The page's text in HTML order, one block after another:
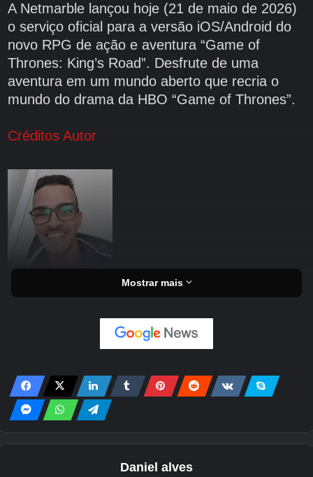
A Netmarble lançou hoje (21 de maio de 2026)
o serviço oficial para a versão iOS/Android do
novo RPG de ação e aventura “Game of
Thrones: King’s Road”. Desfrute de uma
aventura em um mundo aberto que recria o
mundo do drama da HBO “Game of Thrones”.
Créditos Autor
Mostrar mais
Daniel alves